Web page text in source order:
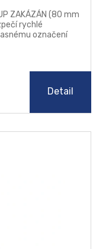
ZAKÁZÁN (80 mm
rychlé
označení
Detail